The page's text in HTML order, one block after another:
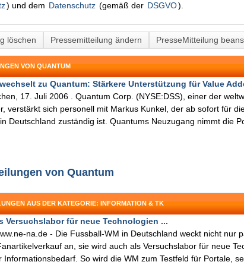
) und dem Datenschutz (gemäß der DSGVO).
löschen Pressemitteilung ändern PresseMitteilung
VON QUANTUM
zu Quantum: Stärkere Unterstützung für Value
17. Juli 2006 . Quantum Corp. (NYSE:DSS), einer der
verstärkt sich personell mit Markus Kunkel, der ab sofort für
Deutschland zuständig ist. Quantums Neuzugang nimmt die
von Quantum
AUS DER KATEGORIE: INFORMATION & TK
Versuchslabor für neue Technologien ...
na.de - Die Fussball-WM in Deutschland weckt nicht nur
an, sie wird auch als Versuchslabor für neue
Informationsbedarf. So wird die WM zum Testfeld für Portale,